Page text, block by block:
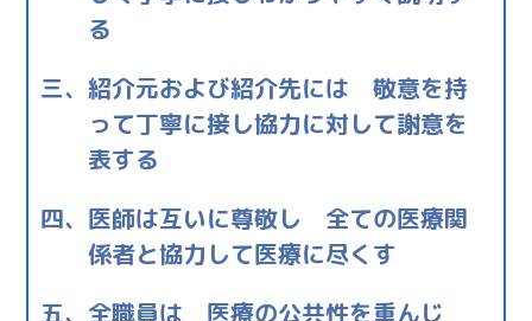
る
三、紹介元および紹介先には 敬意を持
って丁寧に接し協力に対して謝意を
表する
四、 医師は互いに尊敬し 全ての医療関
係者と協力して医療に尽くす
五、 全職員は 医療の公共性を重んじ